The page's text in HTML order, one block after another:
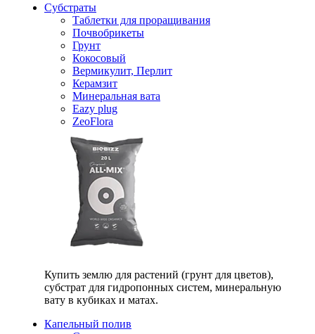
Субстраты
Таблетки для проращивания
Почвобрикеты
Грунт
Кокосовый
Вермикулит, Перлит
Керамзит
Минеральная вата
Eazy plug
ZeoFlora
Купить землю для растений (грунт для цветов),
субстрат для гидропонных систем, минеральную
вату в кубиках и матах.
Капельный полив